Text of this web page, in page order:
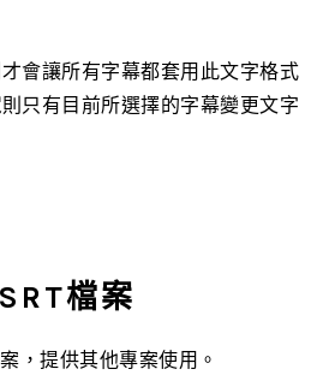
才會讓所有字幕都套用此文字格式
則只有目前所選擇的字幕變更文字
檔案
，提供其他專案使用。